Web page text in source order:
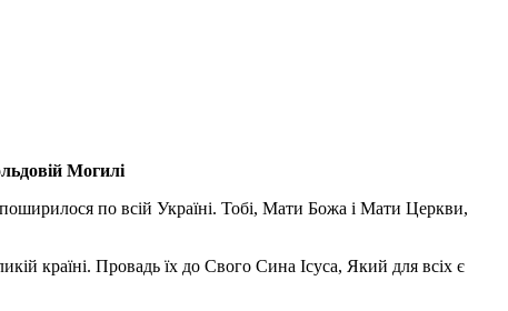
Могилі
поширилося по всій Україні. Тобі, Мати Божа і Мати Церкви,
країні. Провадь їх до Свого Сина Ісуса, Який для всіх є